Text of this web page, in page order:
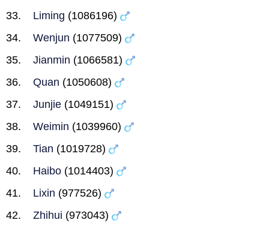
Liming (1086196)
Wenjun (1077509)
Jianmin (1066581)
Quan (1050608)
Junjie (1049151)
Weimin (1039960)
Tian (1019728)
Haibo (1014403)
Lixin (977526)
Zhihui (973043)